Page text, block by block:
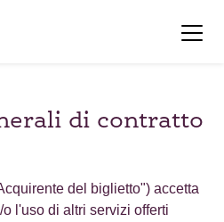
di contratto
del biglietto") accetta
l'uso di altri servizi offerti